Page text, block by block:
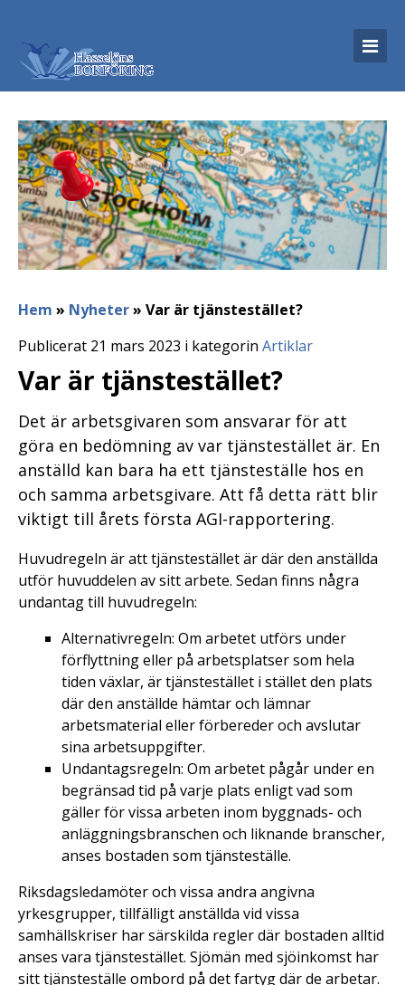
Hem » Nyheter» Var är tjänstestället?
Publicerat 21 mars 2023 i kategorin Artiklar
Var är tjänstestället?
Det är arbetsgivaren som ansvarar för att
göra en bedömning av var tjänstestället är. En
anställd kan bara ha ett tjänsteställe hos en
och samma arbetsgivare. Att få detta rätt blir
viktigt till årets första AGI-rapportering.
Huvudregeln är att tjänstestället är där den anställda
utför huvuddelen av sitt arbete. Sedan finns några
undantag till huvudregeln:
Alternativregeln: Om arbetet utförs under
förflyttning eller på arbetsplatser som hela
tiden växlar, är tjänstestället i stället den plats
där den anställde hämtar och lämnar
arbetsmaterial eller förbereder och avslutar
sina arbetsuppgifter.
Undantagsregeln: Om arbetet pågår under en
begränsad tid på varje plats enligt vad som
gäller för vissa arbeten inom byggnads- och
anläggningsbranschen och liknande branscher,
anses bostaden som tjänsteställe.
Riksdagsledamöter och vissa andra angivna
yrkesgrupper, tillfälligt anställda vid vissa
samhällskriser har särskilda regler där bostaden alltid
anses vara tjänstestället. Sjömän med sjöinkomst har
sitt tjänsteställe ombord på det fartyg där de arbetar.